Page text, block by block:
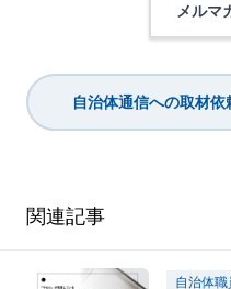
メルマ
自治体通信への取材依
関連記事
自治体